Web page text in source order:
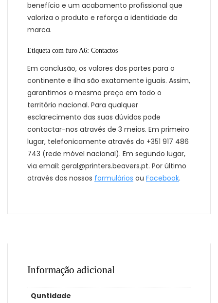
benefício e um acabamento profissional que
valoriza o produto e reforça a identidade da
marca.
Etiqueta com furo A6: Contactos
Em conclusão, os valores dos portes para o
continente e ilha são exatamente iguais. Assim,
garantimos o mesmo preço em todo o
território nacional. Para qualquer
esclarecimento das suas dúvidas pode
contactar-nos através de 3 meios. Em primeiro
lugar, telefonicamente através do +351 917 486
743 (rede móvel nacional). Em segundo lugar,
via email: geral@printers.beavers.pt. Por último
através dos nossos formulários ou Facebook.
Informação adicional
Quntidade